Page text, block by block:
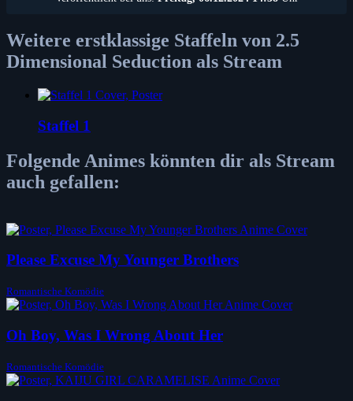
Weitere erstklassige Staffeln von 2.5
Dimensional Seduction als Stream
Staffel 1
Folgende Animes könnten dir als Stream
auch gefallen:
Please Excuse My Younger Brothers
Romantische Komödie
Oh Boy, Was I Wrong About Her
Romantische Komödie